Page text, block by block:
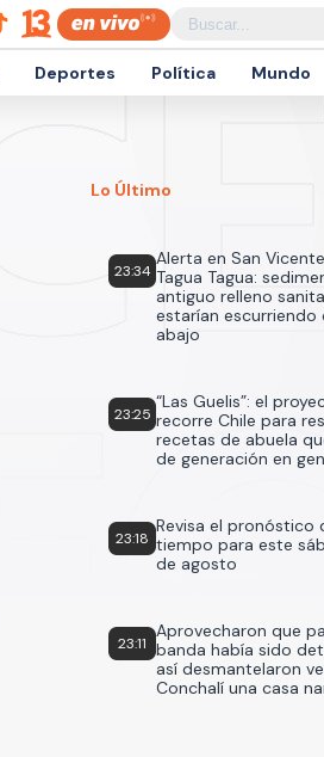
Deportes Política Mundo
Lo Último
23:34
Alerta en San
Tagua Tagua:
antiguo relleno
estarían escurriendo
abajo
23:25
“Las Guelis”: el
recorre Chile para
recetas de abuela
de generación en
23:18
Revisa el pronóstico
tiempo para este
de agosto
23:11
Aprovecharon que
banda había sido
así desmantelaron
Conchalí una casa